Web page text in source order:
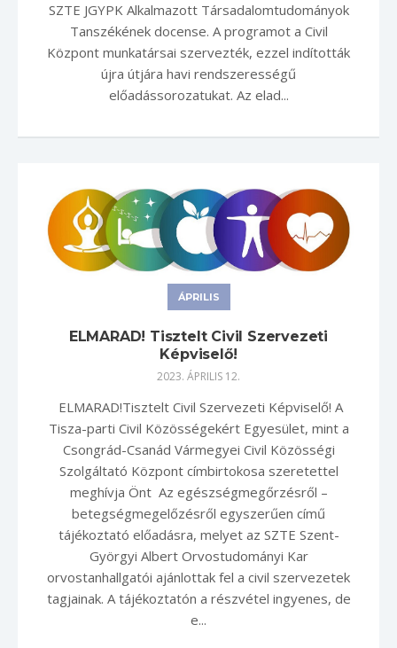
SZTE JGYPK Alkalmazott Társadalomtudományok
Tanszékének docense. A programot a Civil
Központ munkatársai szervezték, ezzel indították
újra útjára havi rendszerességű
előadássorozatukat. Az elad...
ÁPRILIS
ELMARAD! Tisztelt Civil Szervezeti
Képviselő!
2023. ÁPRILIS 12.
ELMARAD!Tisztelt Civil Szervezeti Képviselő! A
Tisza-parti Civil Közösségekért Egyesület, mint a
Csongrád-Csanád Vármegyei Civil Közösségi
Szolgáltató Központ címbirtokosa szeretettel
meghívja Önt Az egészségmegőrzésről –
betegségmegelőzésről egyszerűen című
tájékoztató előadásra, melyet az SZTE Szent-
Györgyi Albert Orvostudományi Kar
orvostanhallgatói ajánlottak fel a civil szervezetek
tagjainak. A tájékoztatón a részvétel ingyenes, de
e...